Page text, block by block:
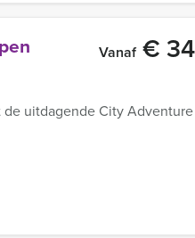
Vanaf€
uitdagende City